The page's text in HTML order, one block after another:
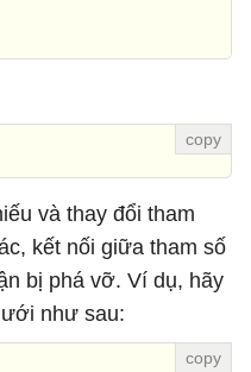
và thay đổi tham
kết nối giữa tham số
bị phá vỡ. Ví dụ, hãy
như sau: